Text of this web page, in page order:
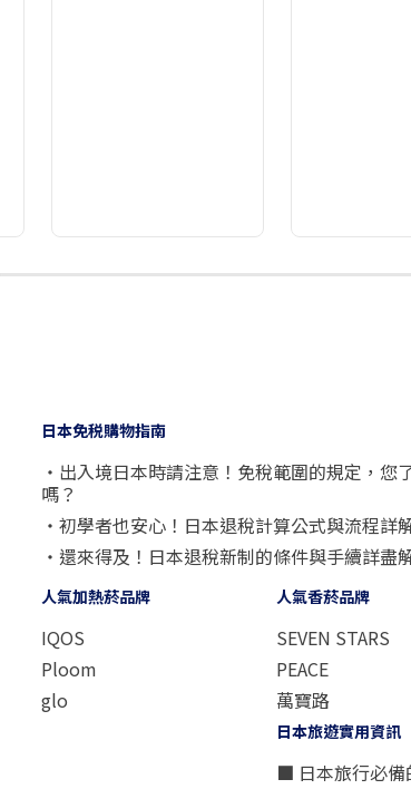
2 3 4 5 6 7
日本免税購物指南
・出入境日本時請注意！免稅範圍的規定，您
嗎？
・初學者也安心！日本退稅計算公式與流程詳
・還來得及！日本退稅新制的條件與手續詳盡
人氣加熱菸品牌
IQOS
Ploom
glo
人氣香菸品牌
SEVEN STARS
PEACE
萬寶路
日本旅遊實用資訊
■ 日本旅行必備